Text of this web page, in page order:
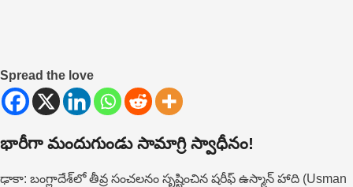
Spread the love
భారీగా మందుగుండు సామాగ్రి స్వాధీనం!
ఢాకా: బంగ్లాదేశ్‌లో తీవ్ర‌ సంచలనం సృష్టించిన షరీఫ్ ఉస్మాన్ హాది (Usman